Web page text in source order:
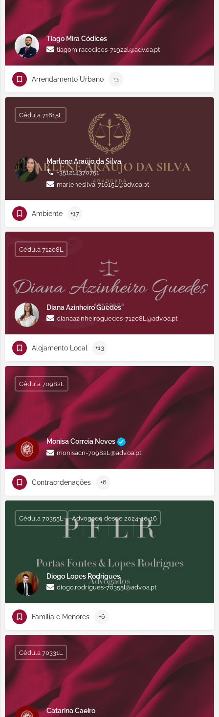
Tiago Mira Códices
tiagomiracodices-71922l@adv.oa.pt
Arrendamento Urbano +3
Marlene Araújo da Silva
+351214370751
marlenesilva-71615L@adv.oa.pt
Cédula 71615L
Ambiente +17
Diana Azinheiro Guedes
dianaazinheiroguedes-71208L@adv.oa.pt
Cédula 71208L
Alojamento Local +13
Monisa Correia Neves
monisacn-70982L@adv.oa.pt
Cédula 70982L
Contraordenações +6
Diogo Lopes Rodrigues
diogo.rodrigues-70355l@adv.oa.pt
Cédula 70355L Advogado desde 2024-10-16
Família e Menores +6
Catarina Caeiro
Cédula 70331L